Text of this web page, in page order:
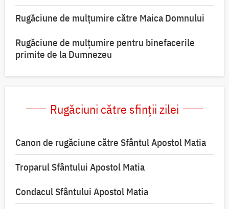
Rugăciune de mulţumire către Maica Domnului
Rugăciune de mulțumire pentru binefacerile
primite de la Dumnezeu
Rugăciuni către sfinții zilei
Canon de rugăciune către Sfântul Apostol Matia
Troparul Sfântului Apostol Matia
Condacul Sfântului Apostol Matia